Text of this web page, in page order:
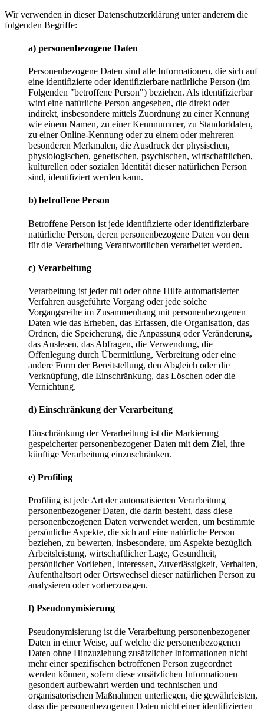
Wir verwenden in dieser Datenschutzerklärung unter anderem die
folgenden Begriffe:
a) personenbezogene Daten
Personenbezogene Daten sind alle Informationen, die sich auf
eine identifizierte oder identifizierbare natürliche Person (im
Folgenden "betroffene Person") beziehen. Als identifizierbar
wird eine natürliche Person angesehen, die direkt oder
indirekt, insbesondere mittels Zuordnung zu einer Kennung
wie einem Namen, zu einer Kennnummer, zu Standortdaten,
zu einer Online-Kennung oder zu einem oder mehreren
besonderen Merkmalen, die Ausdruck der physischen,
physiologischen, genetischen, psychischen, wirtschaftlichen,
kulturellen oder sozialen Identität dieser natürlichen Person
sind, identifiziert werden kann.
b) betroffene Person
Betroffene Person ist jede identifizierte oder identifizierbare
natürliche Person, deren personenbezogene Daten von dem
für die Verarbeitung Verantwortlichen verarbeitet werden.
c) Verarbeitung
Verarbeitung ist jeder mit oder ohne Hilfe automatisierter
Verfahren ausgeführte Vorgang oder jede solche
Vorgangsreihe im Zusammenhang mit personenbezogenen
Daten wie das Erheben, das Erfassen, die Organisation, das
Ordnen, die Speicherung, die Anpassung oder Veränderung,
das Auslesen, das Abfragen, die Verwendung, die
Offenlegung durch Übermittlung, Verbreitung oder eine
andere Form der Bereitstellung, den Abgleich oder die
Verknüpfung, die Einschränkung, das Löschen oder die
Vernichtung.
d) Einschränkung der Verarbeitung
Einschränkung der Verarbeitung ist die Markierung
gespeicherter personenbezogener Daten mit dem Ziel, ihre
künftige Verarbeitung einzuschränken.
e) Profiling
Profiling ist jede Art der automatisierten Verarbeitung
personenbezogener Daten, die darin besteht, dass diese
personenbezogenen Daten verwendet werden, um bestimmte
persönliche Aspekte, die sich auf eine natürliche Person
beziehen, zu bewerten, insbesondere, um Aspekte bezüglich
Arbeitsleistung, wirtschaftlicher Lage, Gesundheit,
persönlicher Vorlieben, Interessen, Zuverlässigkeit, Verhalten,
Aufenthaltsort oder Ortswechsel dieser natürlichen Person zu
analysieren oder vorherzusagen.
f) Pseudonymisierung
Pseudonymisierung ist die Verarbeitung personenbezogener
Daten in einer Weise, auf welche die personenbezogenen
Daten ohne Hinzuziehung zusätzlicher Informationen nicht
mehr einer spezifischen betroffenen Person zugeordnet
werden können, sofern diese zusätzlichen Informationen
gesondert aufbewahrt werden und technischen und
organisatorischen Maßnahmen unterliegen, die gewährleisten,
dass die personenbezogenen Daten nicht einer identifizierten